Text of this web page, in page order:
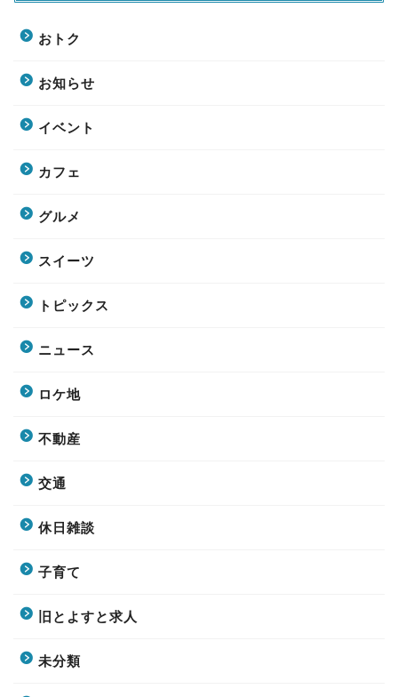
おトク
お知らせ
イベント
カフェ
グルメ
スイーツ
トピックス
ニュース
ロケ地
不動産
交通
休日雑談
子育て
旧とよすと求人
未分類